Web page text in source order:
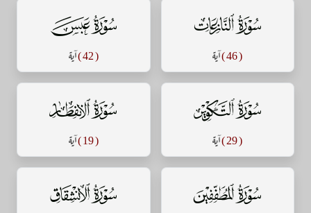
سورة النازعات
( 46 ) آية
سورة عبس
( 42 ) آية
سورة التكوير
( 29 ) آية
سورة الإنفطار
( 19 ) آية
سورة المطففين سورة الإنشقاق